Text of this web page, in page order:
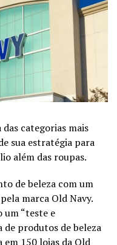
categorias mais
sua estratégia para
além das roupas.
de beleza com um
marca Old Navy.
um “teste e
de produtos de beleza
em 150 lojas da Old